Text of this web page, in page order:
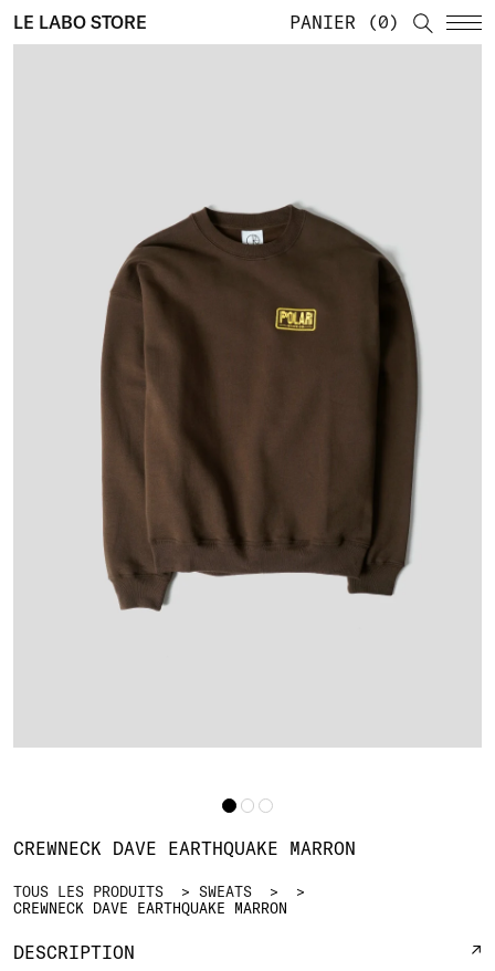
LE LABO STORE PANIER 0
TOUS LES PRODUITS
SWEATS
CREWNECK DAVE EARTHQUAKE MARRON
CREWNECK DAVE EARTHQUAKE MARRON
DESCRIPTION